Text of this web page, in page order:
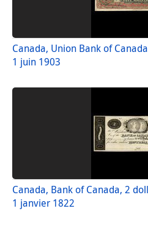
Canada, Union Bank of
1 juin 1903
Canada, Bank of Canada, 2
1 janvier 1822